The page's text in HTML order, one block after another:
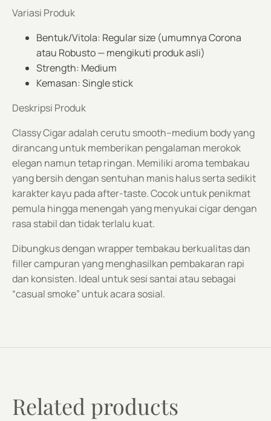
Variasi Produk
Bentuk/Vitola: Regular size (umumnya Corona
atau Robusto — mengikuti produk asli)
Strength: Medium
Kemasan: Single stick
Deskripsi Produk
Classy Cigar adalah cerutu smooth–medium body yang
dirancang untuk memberikan pengalaman merokok
elegan namun tetap ringan. Memiliki aroma tembakau
yang bersih dengan sentuhan manis halus serta sedikit
karakter kayu pada after-taste. Cocok untuk penikmat
pemula hingga menengah yang menyukai cigar dengan
rasa stabil dan tidak terlalu kuat.
Dibungkus dengan wrapper tembakau berkualitas dan
filler campuran yang menghasilkan pembakaran rapi
dan konsisten. Ideal untuk sesi santai atau sebagai
“casual smoke” untuk acara sosial.
Related products